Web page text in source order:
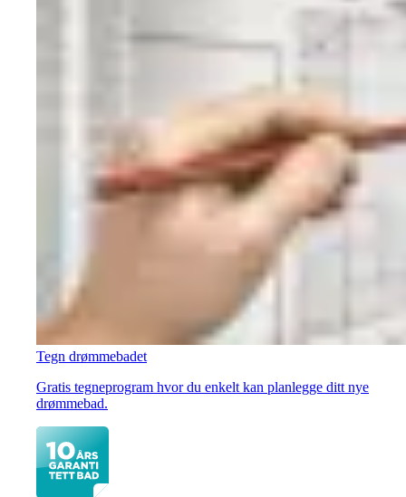
Tegn drømmebadet
Gratis tegneprogram hvor du enkelt kan planlegge ditt nye
drømmebad.